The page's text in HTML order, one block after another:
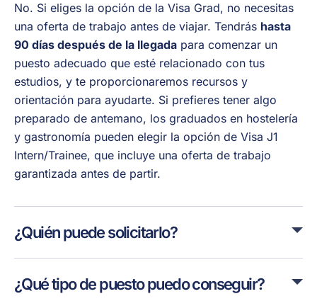
No. Si eliges la opción de la Visa Grad, no necesitas
una oferta de trabajo antes de viajar. Tendrás hasta
90 días después de la llegada para comenzar un
puesto adecuado que esté relacionado con tus
estudios, y te proporcionaremos recursos y
orientación para ayudarte. Si prefieres tener algo
preparado de antemano, los graduados en hostelería
y gastronomía pueden elegir la opción de Visa J1
Intern/Trainee, que incluye una oferta de trabajo
garantizada antes de partir.
¿Quién puede solicitarlo?
¿Qué tipo de puesto puedo conseguir?